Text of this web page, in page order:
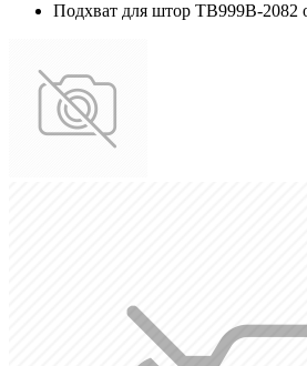
Подхват для штор TB999B-2082